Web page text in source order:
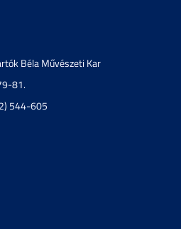
Béla Művészeti Kar
81.
544-605